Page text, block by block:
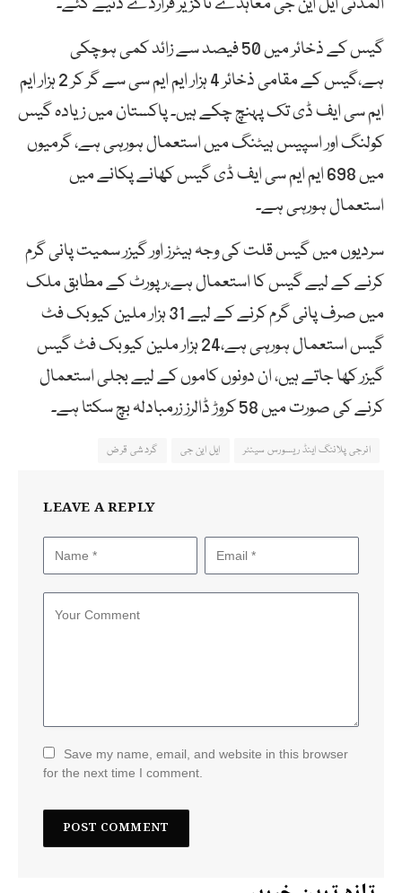
گیس کے ذخائر میں 50 فیصد سے زائد کمی ہوچکی
ہے،گیس کے مقامی ذخائر 4 ہزار ایم ایم سی سے گر کر 2 ہزار ایم
ایم سی ایف ڈی تک پہنچ چکے ہیں۔ پاکستان میں زیادہ گیس
کولنگ اور اسپیس ہیٹنگ میں استعمال ہورہی ہے، گرمیوں
میں 698 ایم ایم سی ایف ڈی گیس کھانے پکانے میں
استعمال ہورہی ہے۔
سردیوں میں گیس قلت کی وجہ ہیٹرز اور گیزر سمیت پانی گرم
کرنے کے لیے گیس کا استعمال ہے،رپورٹ کے مطابق ملک
میں صرف پانی گرم کرنے کے لیے 31 ہزار ملین کیوبک فٹ
گیس استعمال ہورہی ہے،24 ہزار ملین کیوبک فٹ گیس
گیزر کھا جاتے ہیں، ان دونوں کاموں کے لیے بجلی استعمال
کرنے کی صورت میں 58 کروڑ ڈالرز زرمبادلہ بچ سکتا ہے۔
انرجی پلاننگ اینڈ ریسورس سینٹر ایل این جی گردشی قرض
LEAVE A REPLY
Save my name, email, and website in this browser
for the next time I comment.